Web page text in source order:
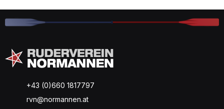
+43 (0)660 1817797
rvn@normannen.at